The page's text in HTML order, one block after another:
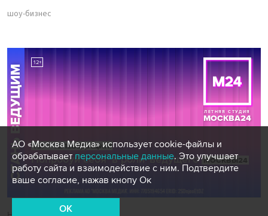
шоу-бизнес
АО «Москва Медиа» использует cookie-файлы и
обрабатывает персональные данные. Это улучшает
работу сайта и взаимодействие с ним. Подтвердите
ваше согласие, нажав кнопу Ок
OK